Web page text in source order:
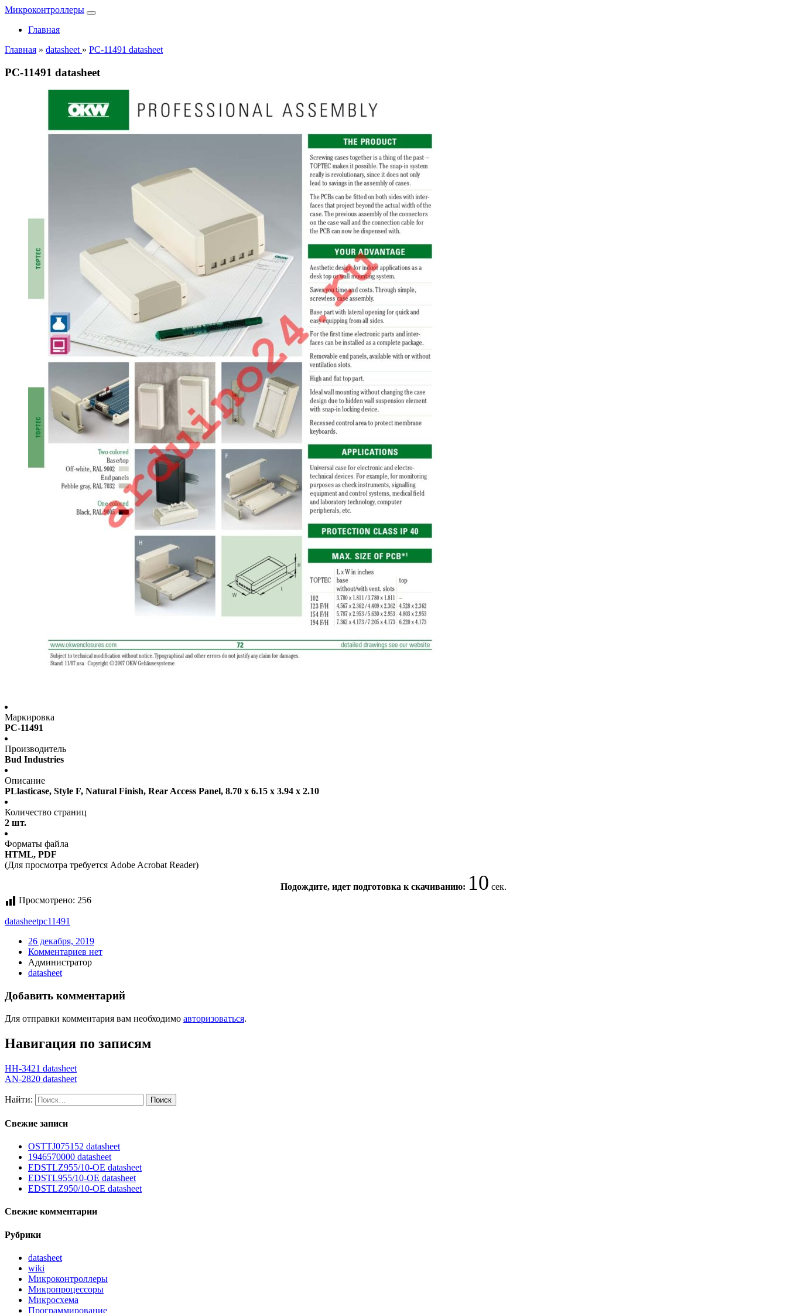
Микроконтроллеры
Главная
Главная » datasheet » PC-11491 datasheet
PC-11491 datasheet
Маркировка
PC-11491
Производитель
Bud Industries
Описание
PLlasticase, Style F, Natural Finish, Rear Access Panel, 8.70 x 6.15 x 3.94 x 2.10
Количество страниц
2 шт.
Форматы файла
HTML, PDF
(Для просмотра требуется Adobe Acrobat Reader)
Подождите, идет подготовка к скачиванию: 10 сек.
Просмотрено: 256
datasheetpc11491
26 декабря, 2019
Комментариев нет
Администратор
datasheet
Добавить комментарий
Для отправки комментария вам необходимо авторизоваться.
Навигация по записям
HH-3421 datasheet
AN-2820 datasheet
Найти:
Свежие записи
OSTTJ075152 datasheet
1946570000 datasheet
EDSTLZ955/10-OE datasheet
EDSTL955/10-OE datasheet
EDSTLZ950/10-OE datasheet
Свежие комментарии
Рубрики
datasheet
wiki
Микроконтроллеры
Микропроцессоры
Микросхема
Программирование